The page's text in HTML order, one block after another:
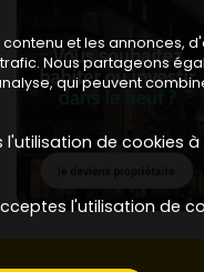
et les annonces,
Nous partageons
qui peuvent
l'utilisation de cookies
l'utilisation de